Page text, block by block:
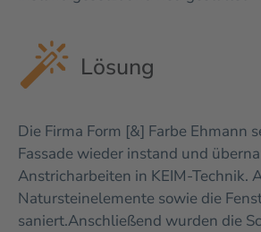
Lösung
Die Firma Form [&] Farbe Ehmann
Fassade wieder instand und
Anstricharbeiten in KEIM-Technik.
Natursteinelemente sowie die
saniert.Anschließend wurden die